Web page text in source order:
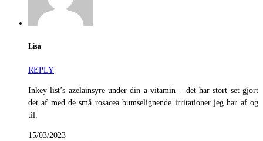
Lisa
REPLY
Inkey list’s azelainsyre under din a-vitamin – det har stort set gjort
det af med de små rosacea bumselignende irritationer jeg har af og
til.
15/03/2023